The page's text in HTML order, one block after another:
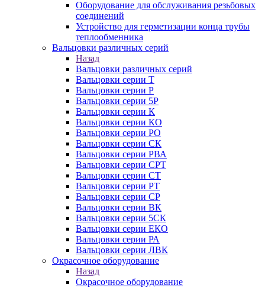
Оборудование для обслуживания резьбовых
соединений
Устройство для герметизации конца трубы
теплообменника
Вальцовки различных серий
Назад
Вальцовки различных серий
Вальцовки серии Т
Вальцовки серии Р
Вальцовки серии 5Р
Вальцовки серии К
Вальцовки серии КО
Вальцовки серии РО
Вальцовки серии СК
Вальцовки серии РВА
Вальцовки серии СРТ
Вальцовки серии СТ
Вальцовки серии РТ
Вальцовки серии СР
Вальцовки серии ВК
Вальцовки серии 5СК
Вальцовки серии ЕКО
Вальцовки серии РА
Вальцовки серии ЛВК
Окрасочное оборудование
Назад
Окрасочное оборудование